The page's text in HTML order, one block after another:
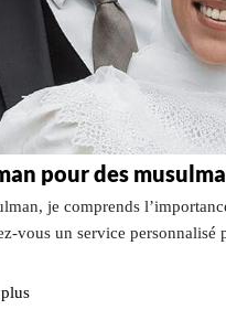
pour des
je comprends
vous un service